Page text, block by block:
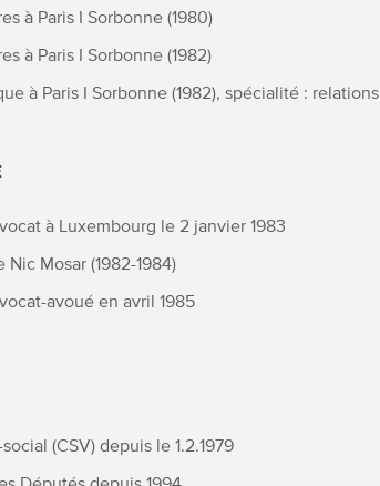
à Paris I Sorbonne (1980)
à Paris I Sorbonne (1982)
à Paris I Sorbonne (1982), spécialité : relations
à Luxembourg le 2 janvier 1983
Mosar (1982-1984)
avoué en avril 1985
(CSV) depuis le 1.2.1979